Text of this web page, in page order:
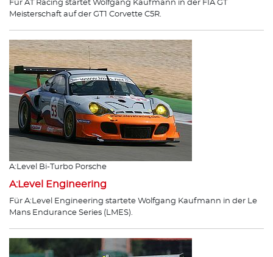
Für AT Racing startet Wolfgang Kaufmann in der FIA GT
Meisterschaft auf der GT1 Corvette C5R.
A:Level Bi-Turbo Porsche
A:Level Engineering
Für A:Level Engineering startete Wolfgang Kaufmann in der Le
Mans Endurance Series (LMES).